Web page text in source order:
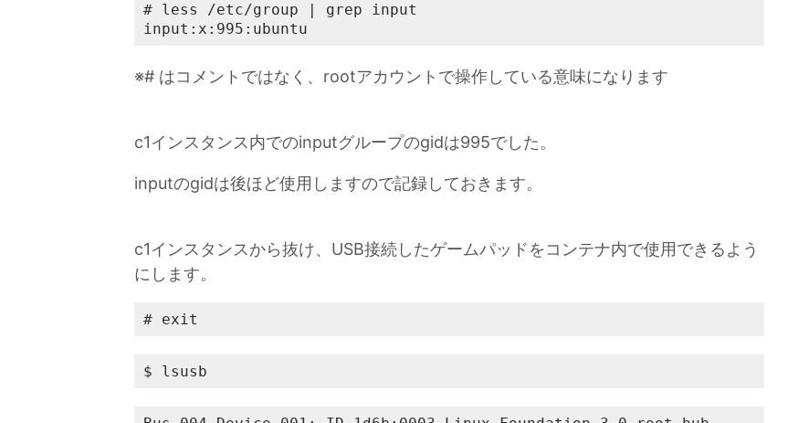
# less /etc/group | grep input
input:x:995:ubuntu
※# はコメントではなく、rootアカウントで操作している意味になります
c1インスタンス内でのinputグループのgidは995でした。
inputのgidは後ほど使用しますので記録しておきます。
c1インスタンスから抜け、USB接続したゲームパッドをコンテナ内で使用できるよう
にします。
# exit
$ lsusb